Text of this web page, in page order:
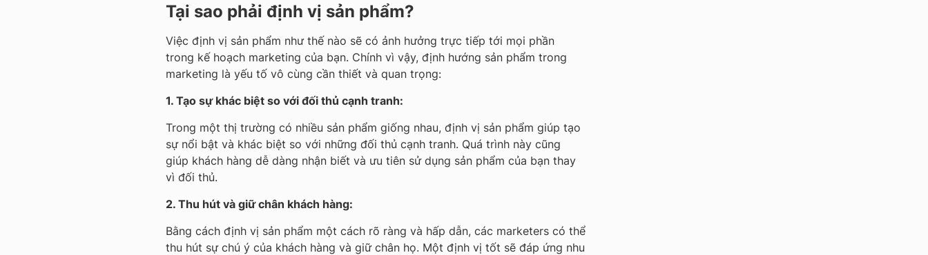
Tại sao phải định vị sản phẩm?
Việc định vị sản phẩm như thế nào sẽ có ảnh hưởng trực tiếp tới mọi phần
trong kế hoạch marketing của bạn. Chính vì vậy, định hướng sản phẩm trong
marketing là yếu tố vô cùng cần thiết và quan trọng:
1. Tạo sự khác biệt so với đối thủ cạnh tranh:
Trong một thị trường có nhiều sản phẩm giống nhau, định vị sản phẩm giúp tạo
sự nổi bật và khác biệt so với những đối thủ cạnh tranh. Quá trình này cũng
giúp khách hàng dễ dàng nhận biết và ưu tiên sử dụng sản phẩm của bạn thay
vì đối thủ.
2. Thu hút và giữ chân khách hàng:
Bằng cách định vị sản phẩm một cách rõ ràng và hấp dẫn, các marketers có thể
thu hút sự chú ý của khách hàng và giữ chân họ. Một định vị tốt sẽ đáp ứng nhu